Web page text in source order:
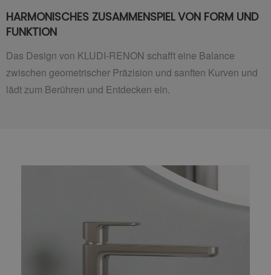
HARMONISCHES ZUSAMMENSPIEL VON FORM UND
FUNKTION
Das Design von KLUDI-RENON schafft eine Balance
zwischen geometrischer Präzision und sanften Kurven und
lädt zum Berühren und Entdecken ein.